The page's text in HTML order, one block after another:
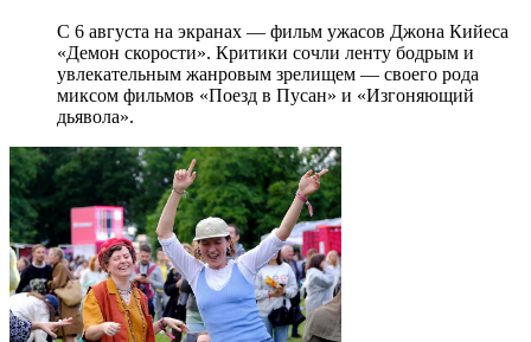
С 6 августа на экранах — фильм ужасов Джона Кийеса
«Демон скорости». Критики сочли ленту бодрым и
увлекательным жанровым зрелищeм — своего рода
миксом фильмов «Поезд в Пусан» и «Изгоняющий
дьявола».